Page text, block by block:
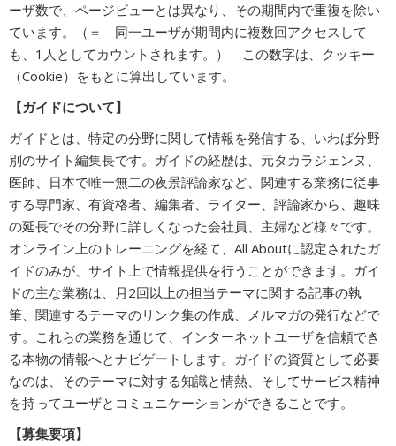
ーザ数で、ページビューとは異なり、その期間内で重複を除い
ています。（＝ 同一ユーザが期間内に複数回アクセスして
も、1人としてカウントされます。） この数字は、クッキー
（Cookie）をもとに算出しています。
【ガイドについて】
ガイドとは、特定の分野に関して情報を発信する、いわば分野
別のサイト編集長です。ガイドの経歴は、元タカラジェンヌ、
医師、日本で唯一無二の夜景評論家など、関連する業務に従事
する専門家、有資格者、編集者、ライター、評論家から、趣味
の延長でその分野に詳しくなった会社員、主婦など様々です。
オンライン上のトレーニングを経て、All Aboutに認定されたガ
イドのみが、サイト上で情報提供を行うことができます。ガイ
ドの主な業務は、月2回以上の担当テーマに関する記事の執
筆、関連するテーマのリンク集の作成、メルマガの発行などで
す。これらの業務を通じて、インターネットユーザを信頼でき
る本物の情報へとナビゲートします。ガイドの資質として必要
なのは、そのテーマに対する知識と情熱、そしてサービス精神
を持ってユーザとコミュニケーションができることです。
【募集要項】